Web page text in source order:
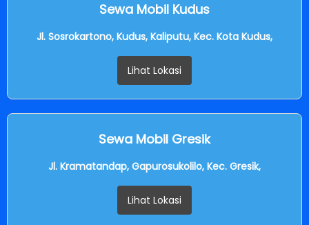
Sewa Mobil Kudus
Jl. Sosrokartono, Kudus, Kaliputu, Kec. Kota Kudus,
Lihat Lokasi
Sewa Mobil Gresik
Jl. Kramatandap, Gapurosukolilo, Kec. Gresik,
Lihat Lokasi